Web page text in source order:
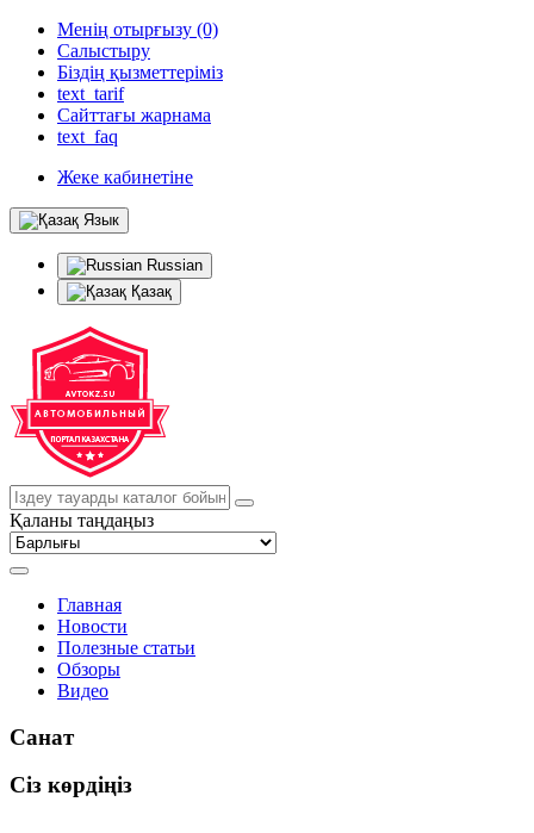
Менің отырғызу (0)
Салыстыру
Біздің қызметтеріміз
text_tarif
Сайттағы жарнама
text_faq
Жеке кабинетіне
Язык
Russian
Қазақ
Қаланы таңдаңыз
Главная
Новости
Полезные статьи
Обзоры
Видео
Санат
Сіз көрдіңіз